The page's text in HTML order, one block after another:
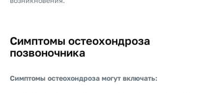
Симптомы остеохондроза
позвоночника
Симптомы остеохондроза могут включать: